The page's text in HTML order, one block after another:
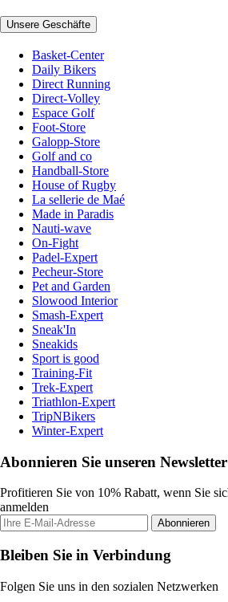
Unsere Geschäfte
Basket-Center
Daily Bikers
Direct Running
Direct-Volley
Espace Golf
Foot-Store
Galopp-Store
Golf and co
Handball-Store
House of Rugby
La sellerie de Maé
Made in Paradis
Nauti-wave
On-Fight
Padel-Expert
Pecheur-Store
Pet and Garden
Slowood Interior
Smash-Expert
Sneak'In
Sneakids
Sport is good
Training-Fit
Trek-Expert
Triathlon-Expert
TripNBikers
Winter-Expert
Abonnieren Sie unseren Newsletter
Profitieren Sie von 10% Rabatt, wenn Sie
anmelden
Abonnieren
Bleiben Sie in Verbindung
Folgen Sie uns in den sozialen Netzwerken